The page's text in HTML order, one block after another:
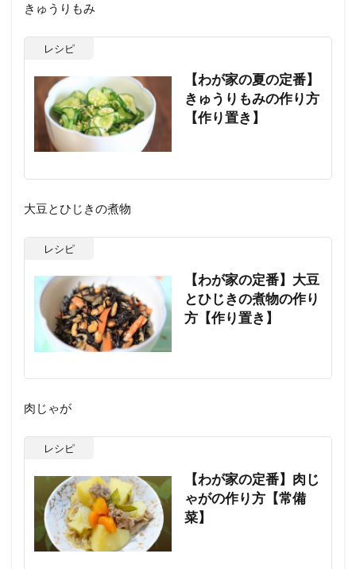
きゅうりもみ
レシピ
【わが家の夏の定番】
きゅうりもみの作り方
【作り置き】
大豆とひじきの煮物
レシピ
【わが家の定番】大豆
とひじきの煮物の作り
方【作り置き】
肉じゃが
レシピ
【わが家の定番】肉じ
ゃがの作り方【常備
菜】